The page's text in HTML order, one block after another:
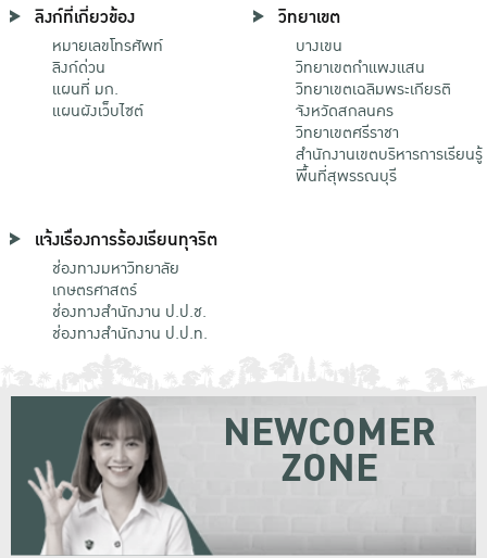
ลิงก์ที่เกี่ยวข้อง
หมายเลขโทรศัพท์
ลิงก์ด่วน
แผนที่ มก.
แผนผังเว็บไซต์
วิทยาเขต
บางเขน
วิทยาเขตกําแพงแสน
วิทยาเขตเฉลิมพระเกียรติ
จังหวัดสกลนคร
วิทยาเขตศรีราชา
สำนักงานเขตบริหารการเรียนรู้
พื้นที่สุพรรณบุรี
แจ้งเรื่องการร้องเรียนทุจริต
ช่องทางมหาวิทยาลัย
เกษตรศาสตร์
ช่องทางสำนักงาน ป.ป.ช.
ช่องทางสำนักงาน ป.ป.ท.
NEWCOMER
ZONE